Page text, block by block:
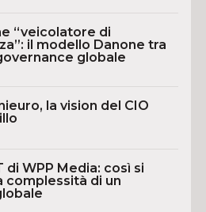
“veicolatore di
il modello Danone tra
globale
la vision del CIO
di WPP Media: così si
complessità di un